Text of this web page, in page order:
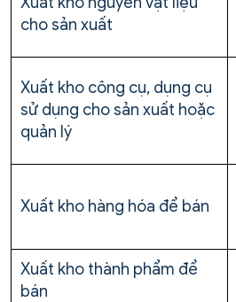
cho sản xuất
Xuất kho công cụ, dụng cụ
sử dụng cho sản xuất hoặc
quản lý
Xuất kho hàng hóa để bán
Xuất kho thành phẩm để
bán